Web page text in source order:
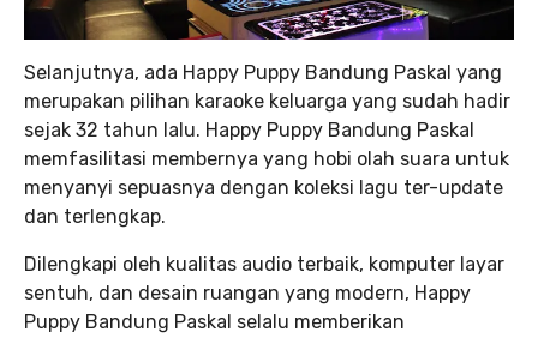
Selanjutnya, ada Happy Puppy Bandung Paskal yang
merupakan pilihan karaoke keluarga yang sudah hadir
sejak 32 tahun lalu. Happy Puppy Bandung Paskal
memfasilitasi membernya yang hobi olah suara untuk
menyanyi sepuasnya dengan koleksi lagu ter-update
dan terlengkap.
Dilengkapi oleh kualitas audio terbaik, komputer layar
sentuh, dan desain ruangan yang modern, Happy
Puppy Bandung Paskal selalu memberikan